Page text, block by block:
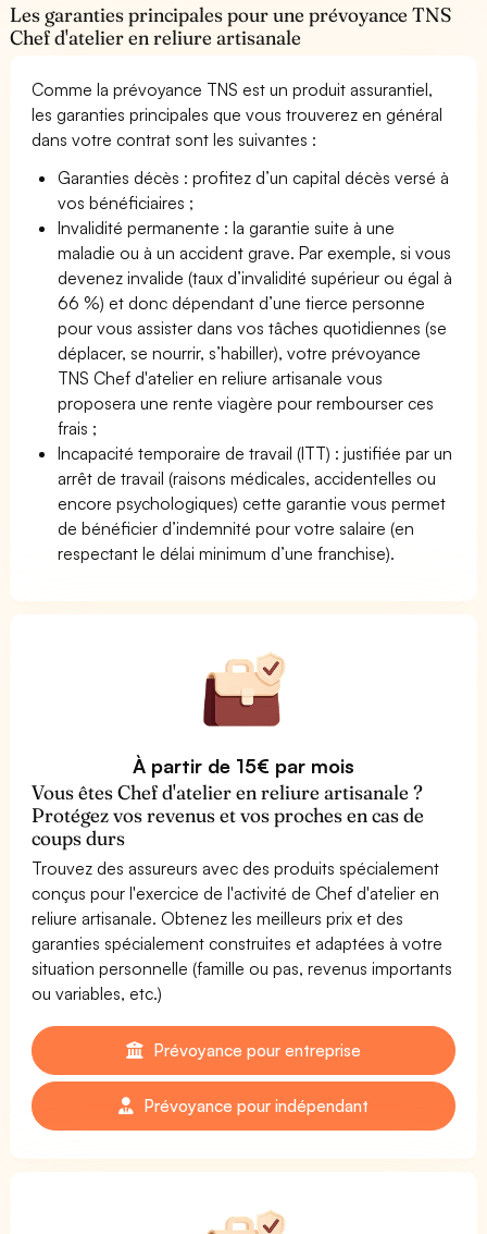
Les garanties principales pour une prévoyance TNS
Chef d'atelier en reliure artisanale
Comme la prévoyance TNS est un produit assurantiel,
les garanties principales que vous trouverez en général
dans votre contrat sont les suivantes :
Garanties décès : profitez d’un capital décès versé à
vos bénéficiaires ;
Invalidité permanente : la garantie suite à une
maladie ou à un accident grave. Par exemple, si vous
devenez invalide (taux d’invalidité supérieur ou égal à
66 %) et donc dépendant d’une tierce personne
pour vous assister dans vos tâches quotidiennes (se
déplacer, se nourrir, s’habiller), votre prévoyance
TNS Chef d'atelier en reliure artisanale vous
proposera une rente viagère pour rembourser ces
frais ;
Incapacité temporaire de travail (ITT) : justifiée par un
arrêt de travail (raisons médicales, accidentelles ou
encore psychologiques) cette garantie vous permet
de bénéficier d’indemnité pour votre salaire (en
respectant le délai minimum d’une franchise).
À partir de 15€ par mois
Vous êtes Chef d'atelier en reliure artisanale ?
Protégez vos revenus et vos proches en cas de
coups durs
Trouvez des assureurs avec des produits spécialement
conçus pour l'exercice de l'activité de Chef d'atelier en
reliure artisanale. Obtenez les meilleurs prix et des
garanties spécialement construites et adaptées à votre
situation personnelle (famille ou pas, revenus importants
ou variables, etc.)
Prévoyance pour entreprise
Prévoyance pour indépendant